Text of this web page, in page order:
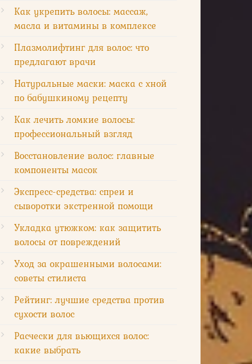
Как укрепить волосы: массаж,
масла и витамины в комплексе
Плазмолифтинг для волос: что
предлагают врачи
Натуральные маски: маска с хной
по бабушкиному рецепту
Как лечить ломкие волосы:
профессиональный взгляд
Восстановление волос: главные
компоненты масок
Экспресс-средства: спреи и
сыворотки экстренной помощи
Укладка утюжком: как защитить
волосы от повреждений
Уход за окрашенными волосами:
советы стилиста
Рейтинг: лучшие средства против
сухости волос
Расчески для вьющихся волос:
какие выбрать